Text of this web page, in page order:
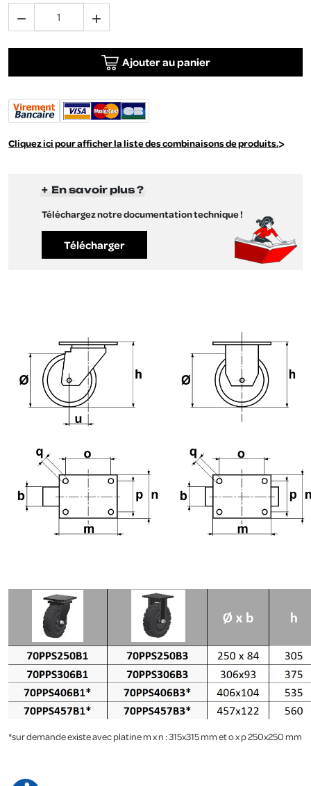
 
Ajouter au panier
Cliquez ici pour afficher la liste des combinaisons de produits.
En savoir plus ?
Téléchargez notre documentation technique !
Télécharger
*sur demande existe avec platine m x n : 315x315 mm et o x p 250x250 mm